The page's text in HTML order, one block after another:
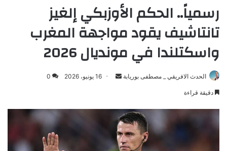
رسمياً.. الحكم الأوزبكي إلغيز
تانتاشيف يقود مواجهة المغرب
واسكتلندا في مونديال 2026
الحدث الافريقي _ مصطفى بوريابة
Send16 يونيو، 2026 0
دقيقة قراءة